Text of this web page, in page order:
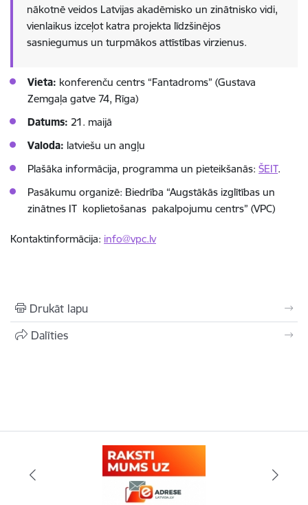
nākotnē veidos Latvijas akadēmisko un zinātnisko vidi,
vienlaikus izceļot katra projekta līdzšinējos
sasniegumus un turpmākos attīstības virzienus.
Vieta: konferenču centrs “Fantadroms” (Gustava
Zemgaļa gatve 74, Rīga)
Datums: 21. maijā
Valoda: latviešu un angļu
Plašāka informācija, programma un pieteikšanās: ŠEIT.
Pasākumu organizē: Biedrība “Augstākās izglītības un
zinātnes IT koplietošanas pakalpojumu centrs” (VPC)
Kontaktinformācija: info@vpc.lv
Drukāt lapu
Dalīties